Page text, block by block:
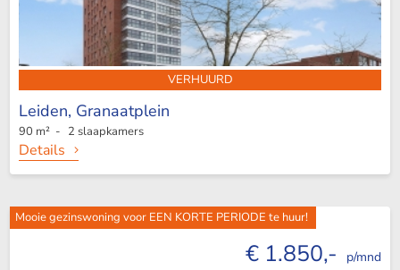
VERHUURD
Leiden, Granaatplein
90 m² - 2 slaapkamers
Details
Mooie gezinswoning voor EEN KORTE PERIODE te huur!
€ 1.850,- p/mnd